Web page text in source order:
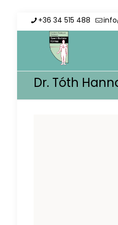
+36 34 515 488
Dr. Tóth